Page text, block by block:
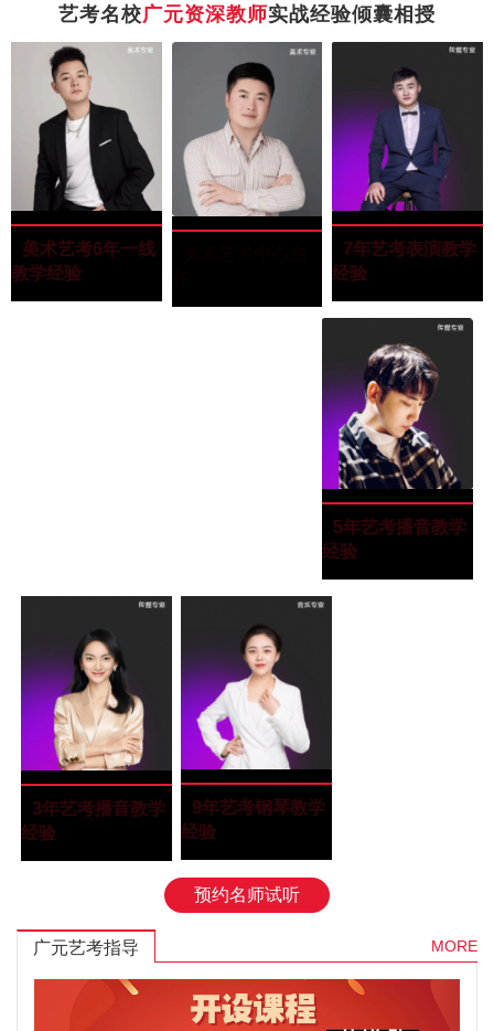
艺考名校广元资深教师实战经验倾囊相授
罗景文
罗景文
“四川美术学院”
色彩主教
美术艺考6年一线
教学经验
韦凯潇
韦凯潇
“毕业于武汉大
学”
表演教研室组长
7年艺考表演教学
经验
高晨瑞
高晨瑞
“毕业于厦门理工
大学”
播音教研室组长
5年艺考播音教学
经验
向雪
向雪
“毕业于四川师范
大学”
金牌播音教师
3年艺考播音教学
经验
胡月
胡月
“毕业于四川音乐
学院”
金牌钢琴教师
9年艺考钢琴教学
经验
预约名师试听
广元艺考指导 MORE